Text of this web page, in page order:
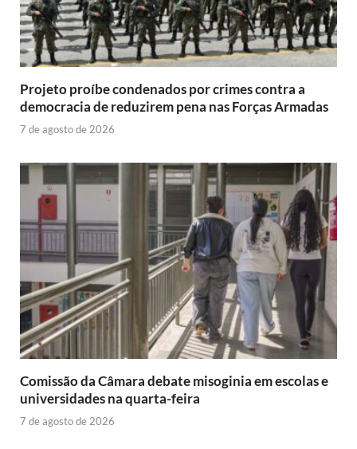
Projeto proíbe condenados por crimes contra a
democracia de reduzirem pena nas Forças Armadas
7 de agosto de 2026
Comissão da Câmara debate misoginia em escolas e
universidades na quarta-feira
7 de agosto de 2026